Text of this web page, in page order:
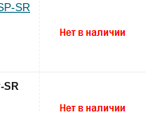
SR
SR